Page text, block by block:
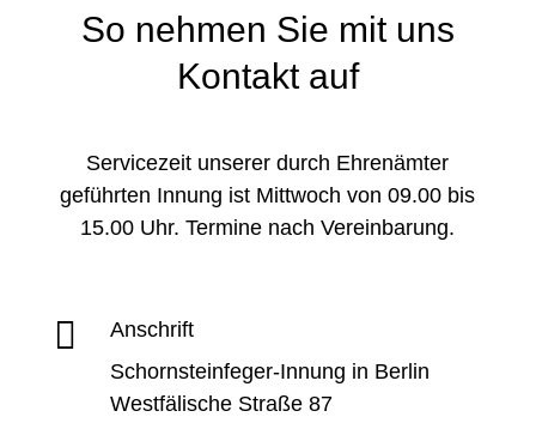
So nehmen Sie mit uns
Kontakt auf
Servicezeit unserer durch Ehrenämter
geführten Innung ist Mittwoch von 09.00 bis
15.00 Uhr. Termine nach Vereinbarung.

Anschrift
Schornsteinfeger-Innung in Berlin
Westfälische Straße 87